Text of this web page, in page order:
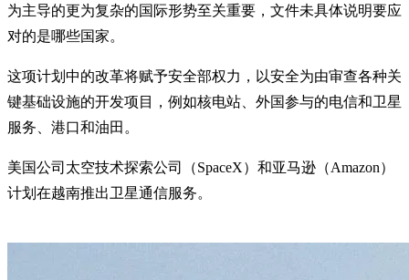
为主导的更为复杂的国际形势至关重要，文件未具体说明要应
对的是哪些国家。
这项计划中的改革将赋予安全部权力，以安全为由审查各种关
键基础设施的开发项目，例如核电站、外国参与的电信和卫星
服务、港口和油田。
美国公司太空技术探索公司（SpaceX）和亚马逊（Amazon）
计划在越南推出卫星通信服务。